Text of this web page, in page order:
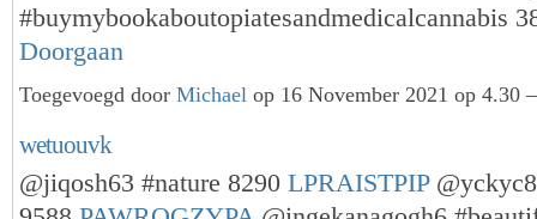
#buymybookaboutopiatesandmedicalcannabis
Doorgaan
Toegevoegd door Michael op 16 November 2021 op 4.30
wetuouvk
@jiqosh63 #nature 8290 LPRAISTPIP